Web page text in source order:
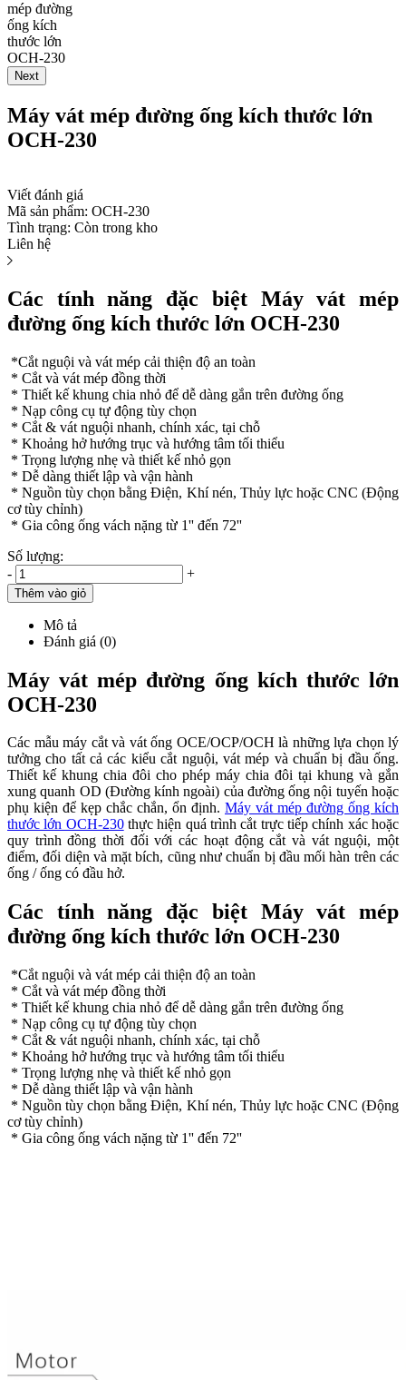
Next
Máy vát mép đường ống kích thước lớn
OCH-230
Viết đánh giá
Mã sản phẩm: OCH-230
Tình trạng: Còn trong kho
Liên hệ
Các tính năng đặc biệt Máy vát mép
đường ống kích thước lớn OCH-230
*Cắt nguội và vát mép cải thiện độ an toàn
* Cắt và vát mép đồng thời
* Thiết kế khung chia nhỏ để dễ dàng gắn trên đường ống
* Nạp công cụ tự động tùy chọn
* Cắt & vát nguội nhanh, chính xác, tại chỗ
* Khoảng hở hướng trục và hướng tâm tối thiểu
* Trọng lượng nhẹ và thiết kế nhỏ gọn
* Dễ dàng thiết lập và vận hành
* Nguồn tùy chọn bằng Điện, Khí nén, Thủy lực hoặc CNC (Động
cơ tùy chỉnh)
* Gia công ống vách nặng từ 1'' đến 72''
Số lượng:
-
+
Thêm vào giỏ
Mô tả
Đánh giá (0)
Máy vát mép đường ống kích thước lớn
OCH-230
Các mẫu máy cắt và vát ống OCE/OCP/OCH là những lựa chọn lý
tưởng cho tất cả các kiểu cắt nguội, vát mép và chuẩn bị đầu ống.
Thiết kế khung chia đôi cho phép máy chia đôi tại khung và gắn
xung quanh OD (Đường kính ngoài) của đường ống nội tuyến hoặc
phụ kiện để kẹp chắc chắn, ổn định. Máy vát mép đường ống kích
thước lớn OCH-230thực hiện quá trình cắt trực tiếp chính xác hoặc
quy trình đồng thời đối với các hoạt động cắt và vát nguội, một
điểm, đối diện và mặt bích, cũng như chuẩn bị đầu mối hàn trên các
ống / ống có đầu hở.
Các tính năng đặc biệt Máy vát mép
đường ống kích thước lớn OCH-230
*Cắt nguội và vát mép cải thiện độ an toàn
* Cắt và vát mép đồng thời
* Thiết kế khung chia nhỏ để dễ dàng gắn trên đường ống
* Nạp công cụ tự động tùy chọn
* Cắt & vát nguội nhanh, chính xác, tại chỗ
* Khoảng hở hướng trục và hướng tâm tối thiểu
* Trọng lượng nhẹ và thiết kế nhỏ gọn
* Dễ dàng thiết lập và vận hành
* Nguồn tùy chọn bằng Điện, Khí nén, Thủy lực hoặc CNC (Động
cơ tùy chỉnh)
* Gia công ống vách nặng từ 1'' đến 72''